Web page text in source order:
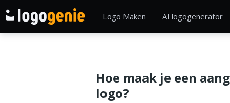
Logo Maken AI logogenerator
Hoe maak je een
logo?